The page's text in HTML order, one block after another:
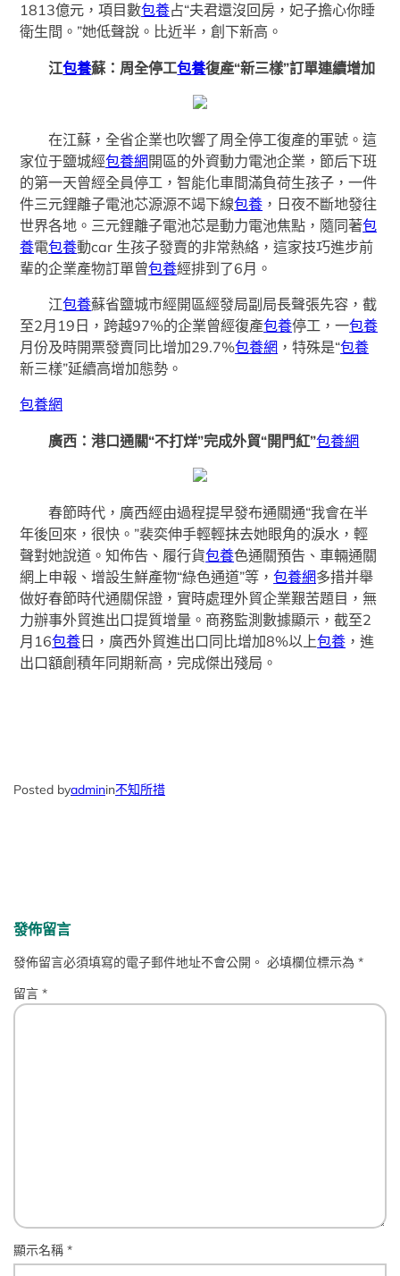
1813億元，項目數包養占“夫君還沒回房，妃子擔心你睡
衛生間。”她低聲說。比近半，創下新高。
江包養蘇：周全停工包養復產“新三樣”訂單連續增加
在江蘇，全省企業也吹響了周全停工復產的軍號。這
家位于鹽城經包養網開區的外資動力電池企業，節后下班
的第一天曾經全員停工，智能化車間滿負荷生孩子，一件
件三元鋰離子電池芯源源不竭下線包養 ，日夜不斷地發往
世界各地。三元鋰離子電池芯是動力電池焦點，隨同著包
養電包養動car 生孩子發賣的非常熱絡，這家技巧進步前
輩的企業產物訂單曾包養經排到了6月。
江包養蘇省鹽城市經開區經發局副局長聲張先容，截
至2月19日，跨越97%的企業曾經復產包養停工，一包養
月份及時開票發賣同比增加29.7%包養網 ，特殊是“包養
新三樣”延續高增加態勢。
包養網
廣西：港口通關“不打烊”完成外貿“開門紅”包養網
春節時代，廣西經由過程提早發布通關通“我會在半
年後回來，很快。”裴奕伸手輕輕抹去她眼角的淚水，輕
聲對她說道。知佈告、履行貨包養色通關預告、車輛通關
網上申報、增設生鮮產物“綠色通道”等，包養網多措并舉
做好春節時代通關保證，實時處理外貿企業艱苦題目，無
力辦事外貿進出口提質增量。商務監測數據顯示，截至2
月16包養日，廣西外貿進出口同比增加8%以上包養 ，進
出口額創積年同期新高，完成傑出殘局。
Posted byadminin不知所措
發佈留言
發佈留言必須填寫的電子郵件地址不會公開。 必填欄位標示為*
留言*
顯示名稱*